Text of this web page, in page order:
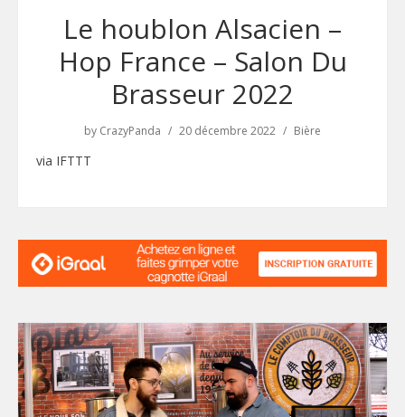
Le houblon Alsacien –
Hop France – Salon Du
Brasseur 2022
by CrazyPanda 20 décembre 2022 Bière
via IFTTT